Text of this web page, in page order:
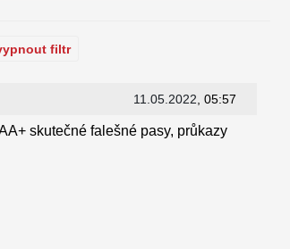
filtr
11.05.2022 , 05:57
skutečné falešné pasy, průkazy